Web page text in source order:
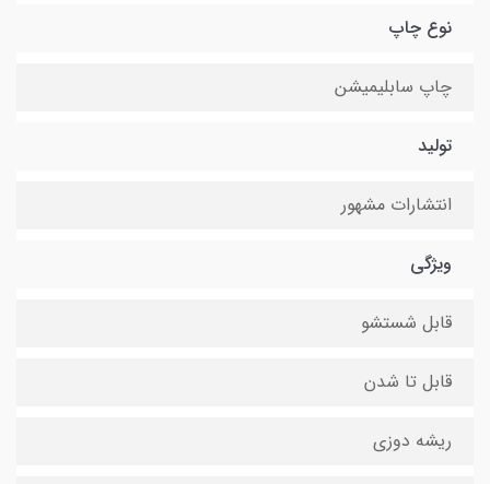
نوع چاپ
چاپ سابلیمیشن
تولید
انتشارات مشهور
ویژگی
قابل شستشو
قابل تا شدن
ریشه دوزی